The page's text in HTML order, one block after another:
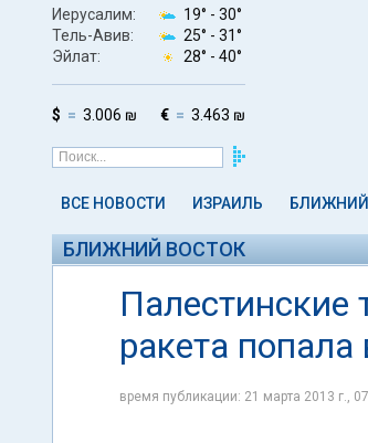
Иерусалим: 19° - 30°
Тель-Авив:
25° - 31°
Эйлат:
28° - 40°
$ 3.006 ₪ € 3.463 ₪
ВСЕ НОВОСТИ ИЗРАИЛЬ
БЛИЖНИЙ ВОСТОК
Палестинские
ракета
время публикации: 21 марта 2013 г.,